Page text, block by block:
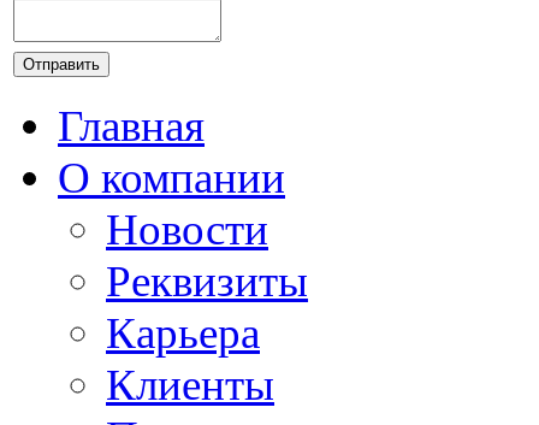
Главная
О компании
Новости
Реквизиты
Карьера
Клиенты